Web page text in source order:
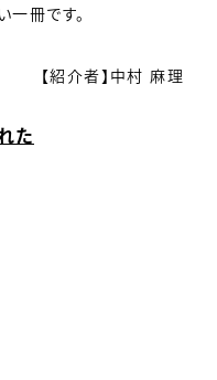
冊です。
【紹介者】中村 麻理
た